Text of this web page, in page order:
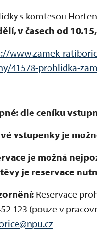
s komtesou
v časech od
www.zamek-
41578-prohlidka-
dle ceníku
vstupenky je
je možná
je reservace
Reservace
123 (pouze v